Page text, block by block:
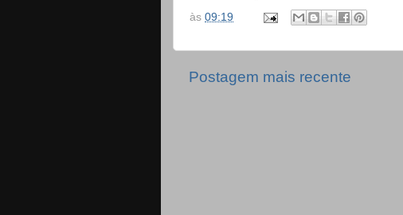
às 09:19
Postagem mais recente